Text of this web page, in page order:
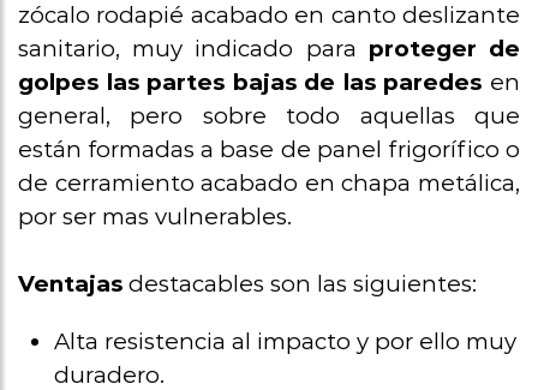
sanitaria
Perfil U
suelo paneles
metálicos
zócalo rodapié acabado en canto deslizante
sanitario, muy indicado para proteger de
golpes las partes bajas de las paredes en
general, pero sobre todo aquellas que
están formadas a base de panel frigorífico o
de cerramiento acabado en chapa metálica,
por ser mas vulnerables.
Ventajas destacables son las siguientes:
Alta resistencia al impacto y por ello muy
duradero.